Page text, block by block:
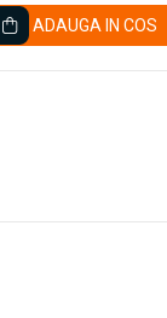
ADAUGA IN COS